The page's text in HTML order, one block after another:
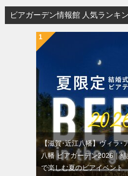
ョ
ン
ビアガーデン情報館 人気ランキ
【滋賀･近江八幡】ヴィラ･
八幡 ビアガーデン2026｜
で楽しむ夏のビアイベント